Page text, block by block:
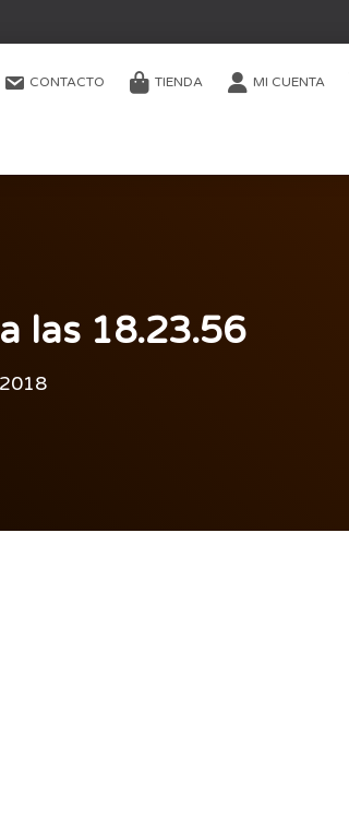
CONTACTO TIENDA MI CUENTA
las 18.23.56